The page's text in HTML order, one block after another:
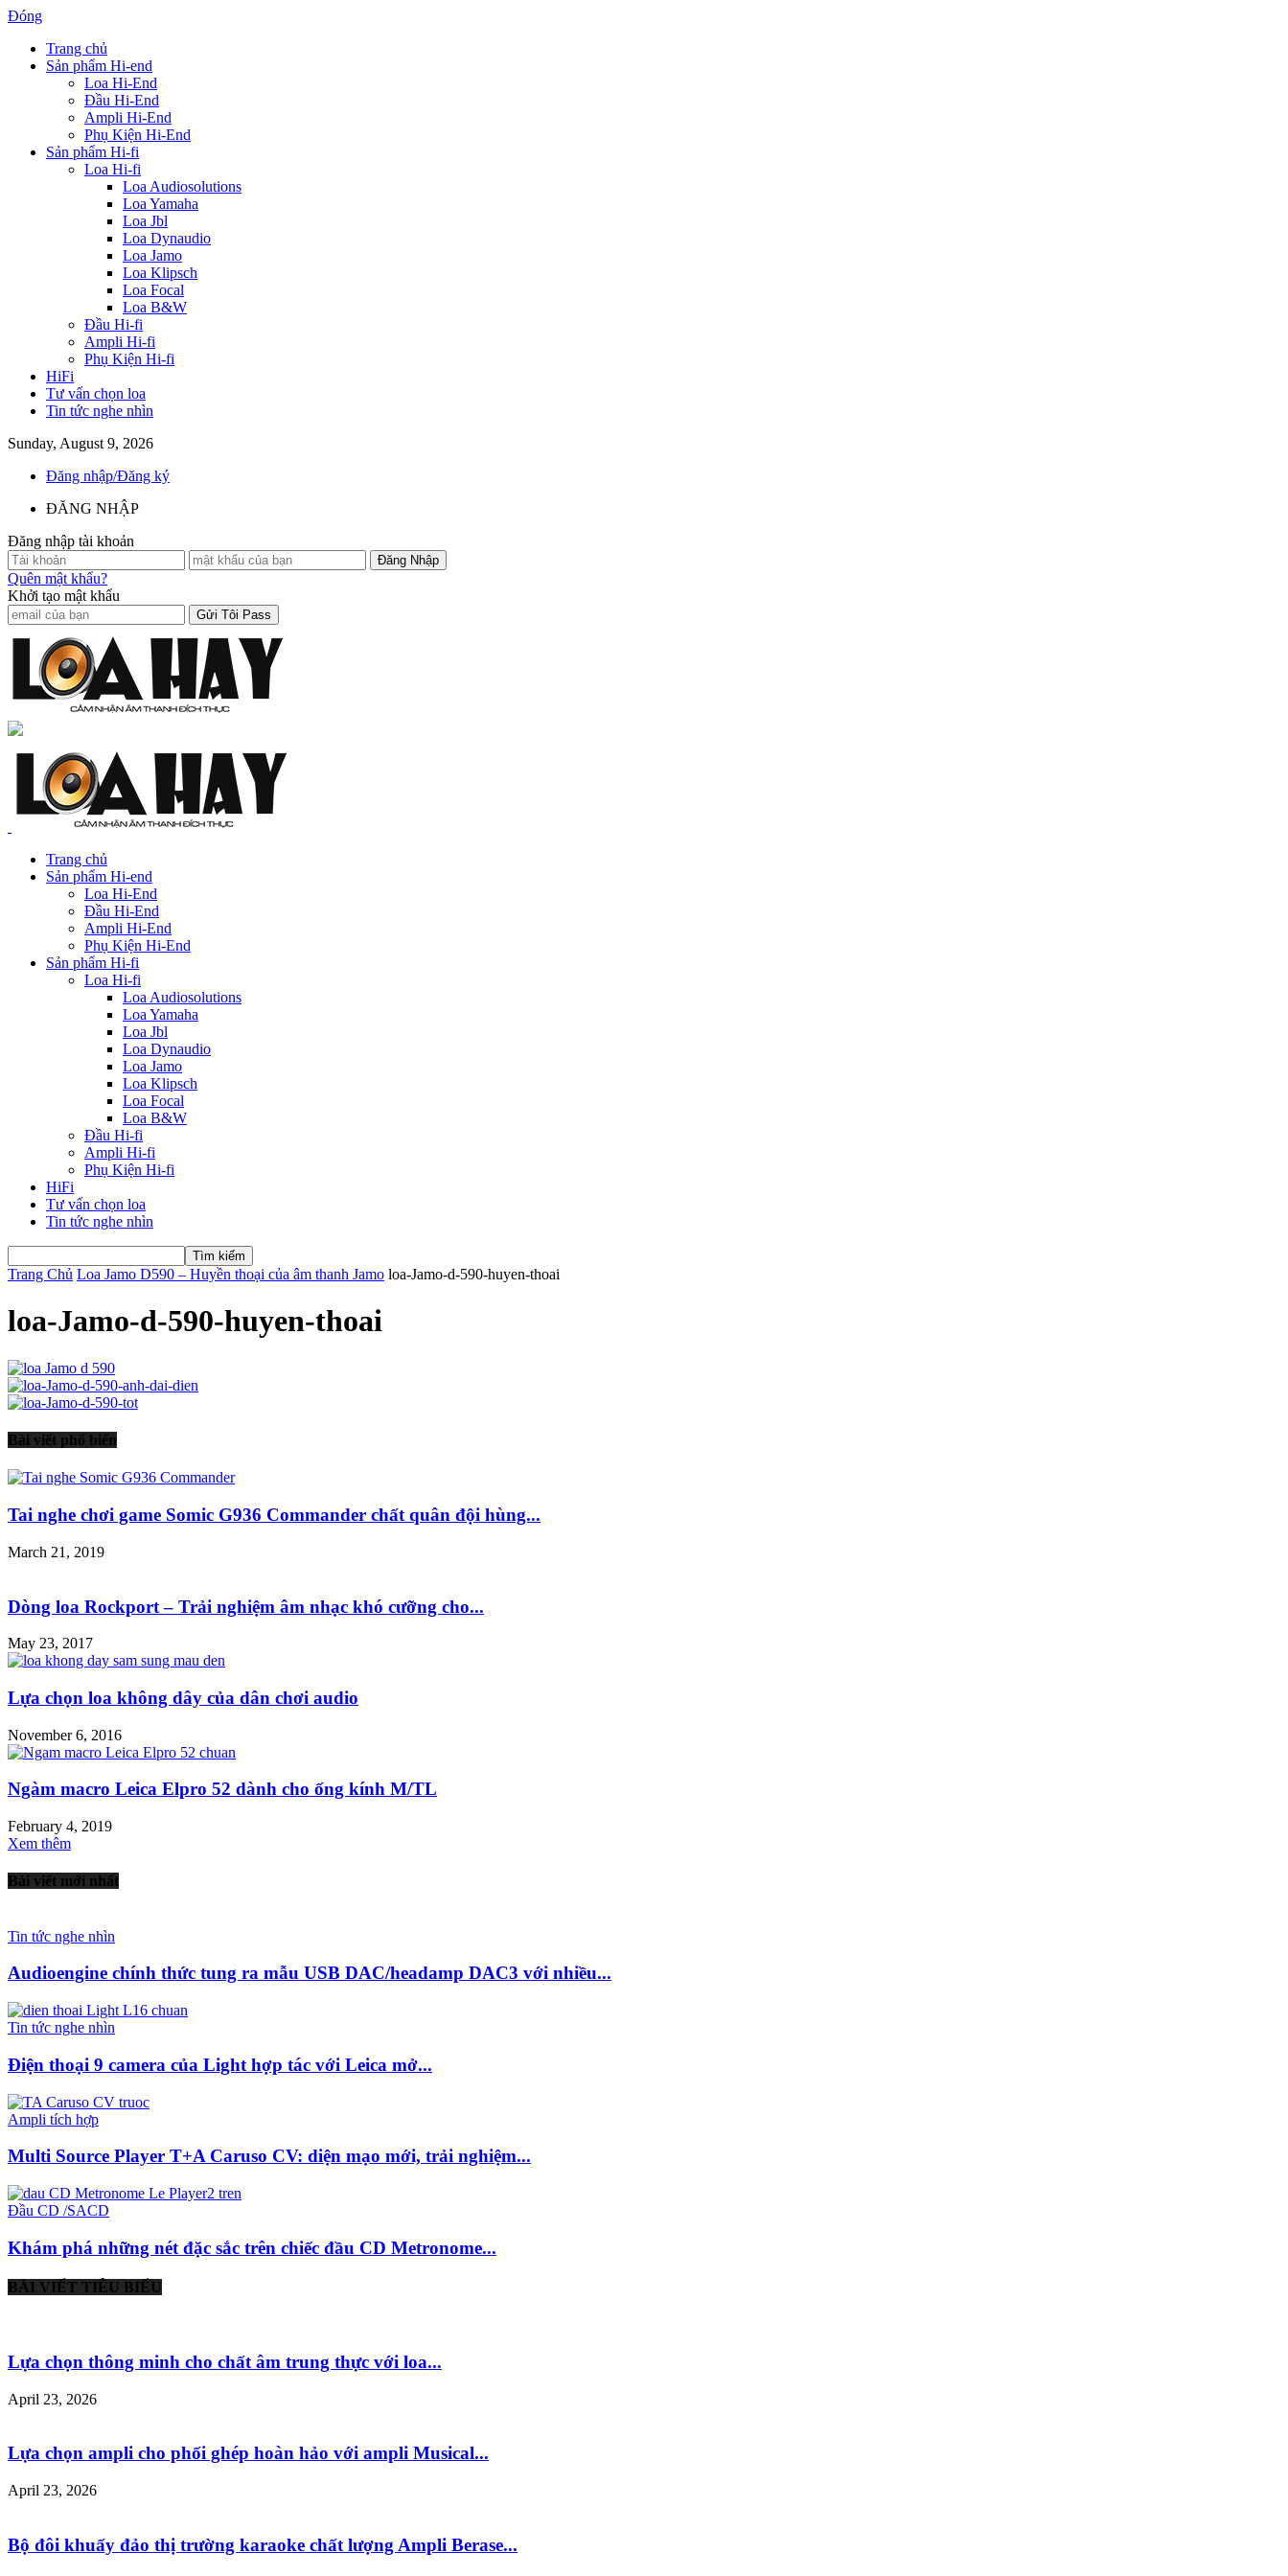
Đóng
Trang chủ
Sản phẩm Hi-end
Loa Hi-End
Đầu Hi-End
Ampli Hi-End
Phụ Kiện Hi-End
Sản phẩm Hi-fi
Loa Hi-fi
Loa Audiosolutions
Loa Yamaha
Loa Jbl
Loa Dynaudio
Loa Jamo
Loa Klipsch
Loa Focal
Loa B&W
Đầu Hi-fi
Ampli Hi-fi
Phụ Kiện Hi-fi
HiFi
Tư vấn chọn loa
Tin tức nghe nhìn
Sunday, August 9, 2026
Đăng nhập/Đăng ký
ĐĂNG NHẬP
Đăng nhập tài khoản
Quên mật khẩu?
Khởi tạo mật khẩu
Trang chủ
Sản phẩm Hi-end
Loa Hi-End
Đầu Hi-End
Ampli Hi-End
Phụ Kiện Hi-End
Sản phẩm Hi-fi
Loa Hi-fi
Loa Audiosolutions
Loa Yamaha
Loa Jbl
Loa Dynaudio
Loa Jamo
Loa Klipsch
Loa Focal
Loa B&W
Đầu Hi-fi
Ampli Hi-fi
Phụ Kiện Hi-fi
HiFi
Tư vấn chọn loa
Tin tức nghe nhìn
Trang Chủ Loa Jamo D590 – Huyền thoại của âm thanh Jamo loa-Jamo-d-590-huyen-thoai
loa-Jamo-d-590-huyen-thoai
Bài viết phổ biến
Tai nghe chơi game Somic G936 Commander chất quân đội hùng...
March 21, 2019
Dòng loa Rockport – Trải nghiệm âm nhạc khó cưỡng cho...
May 23, 2017
Lựa chọn loa không dây của dân chơi audio
November 6, 2016
Ngàm macro Leica Elpro 52 dành cho ống kính M/TL
February 4, 2019
Xem thêm
Bài viết mới nhất
Tin tức nghe nhìn
Audioengine chính thức tung ra mẫu USB DAC/headamp DAC3 với nhiều...
Tin tức nghe nhìn
Điện thoại 9 camera của Light hợp tác với Leica mở...
Ampli tích hợp
Multi Source Player T+A Caruso CV: diện mạo mới, trải nghiệm...
Đầu CD /SACD
Khám phá những nét đặc sắc trên chiếc đầu CD Metronome...
BÀI VIẾT TIÊU BIỂU
Lựa chọn thông minh cho chất âm trung thực với loa...
April 23, 2026
Lựa chọn ampli cho phối ghép hoàn hảo với ampli Musical...
April 23, 2026
Bộ đôi khuấy đảo thị trường karaoke chất lượng Ampli Berase...